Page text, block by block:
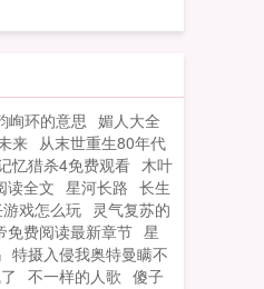
峋环的意思 媚人大全
来 从末世重生80年代
忆猎杀4免费观看 木叶
读全文 星河长路 长生
戏怎么玩 灵气复苏的
免费阅读最新章节 星
特摄入侵我奥特曼瞒不
不一样的人歌 傻子